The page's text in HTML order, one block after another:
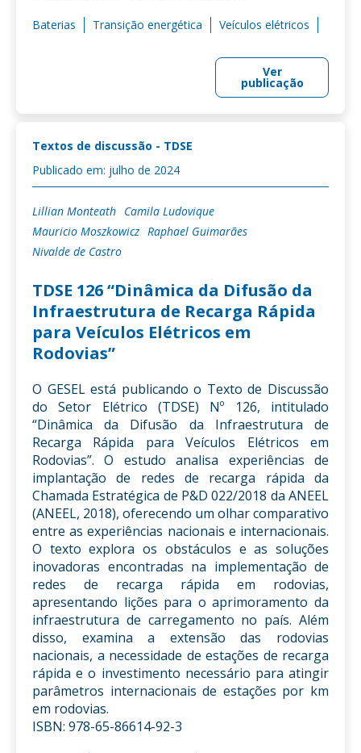
Baterias Transição energética Veículos elétricos
Ver
publicação
Textos de discussão - TDSE
Publicado em: julho de 2024
Lillian Monteath Camila Ludovique
Mauricio Moszkowicz Raphael Guimarães
Nivalde de Castro
TDSE 126 “Dinâmica da Difusão da
Infraestrutura de Recarga Rápida
para Veículos Elétricos em
Rodovias”
O GESEL está publicando o Texto de Discussão
do Setor Elétrico (TDSE) Nº 126, intitulado
“Dinâmica da Difusão da Infraestrutura de
Recarga Rápida para Veículos Elétricos em
Rodovias”. O estudo analisa experiências de
implantação de redes de recarga rápida da
Chamada Estratégica de P&D 022/2018 da ANEEL
(ANEEL, 2018), oferecendo um olhar comparativo
entre as experiências nacionais e internacionais.
O texto explora os obstáculos e as soluções
inovadoras encontradas na implementação de
redes de recarga rápida em rodovias,
apresentando lições para o aprimoramento da
infraestrutura de carregamento no país. Além
disso, examina a extensão das rodovias
nacionais, a necessidade de estações de recarga
rápida e o investimento necessário para atingir
parâmetros internacionais de estações por km
em rodovias.
ISBN: 978-65-86614-92-3